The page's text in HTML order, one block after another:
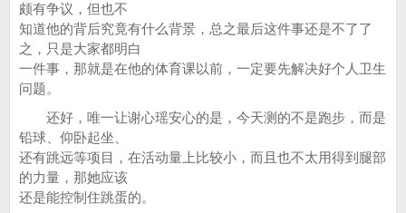
颇有争议，但也不
知道他的背后究竟有什么背景，总之最后这件事还是不了了
之，只是大家都明白
一件事，那就是在他的体育课以前，一定要先解决好个人卫生
问题。
还好，唯一让谢心瑶安心的是，今天测的不是跑步，而是
铅球、仰卧起坐、
还有跳远等项目，在活动量上比较小，而且也不太用得到腿部
的力量，那她应该
还是能控制住跳蛋的。